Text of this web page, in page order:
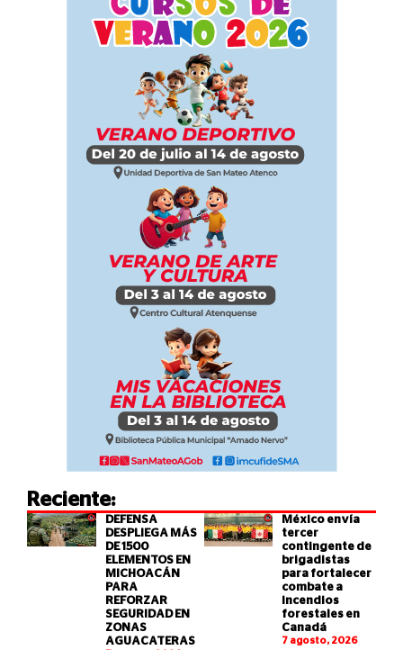
Reciente:
DEFENSA
DESPLIEGA MÁS
DE 1500
ELEMENTOS EN
MICHOACÁN
PARA
REFORZAR
SEGURIDAD EN
ZONAS
AGUACATERAS
México envía
tercer
contingente de
brigadistas
para fortalecer
combate a
incendios
forestales en
Canadá
7 agosto, 2026